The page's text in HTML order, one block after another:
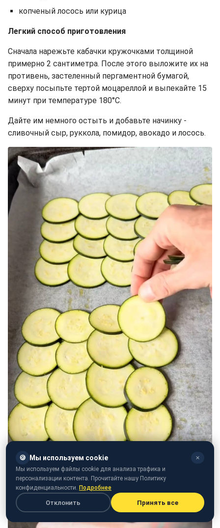
копченый лосось или курица
Легкий способ приготовления
Сначала нарежьте кабачки кружочками толщиной
примерно 2 сантиметра. После этого выложите их на
противень, застеленный пергаментной бумагой,
сверху посыпьте тертой моцареллой и выпекайте 15
минут при температуре 180°C.
Дайте им немного остыть и добавьте начинку -
сливочный сыр, руккола, помидор, авокадо и лосось.
🍪 Мы используем cookie ✕
Мы используем файлы cookie для анализа трафика и
персонализации контента. Прочитайте нашу Политику
конфиденциальности. Подробнее
Отклонить Принять все